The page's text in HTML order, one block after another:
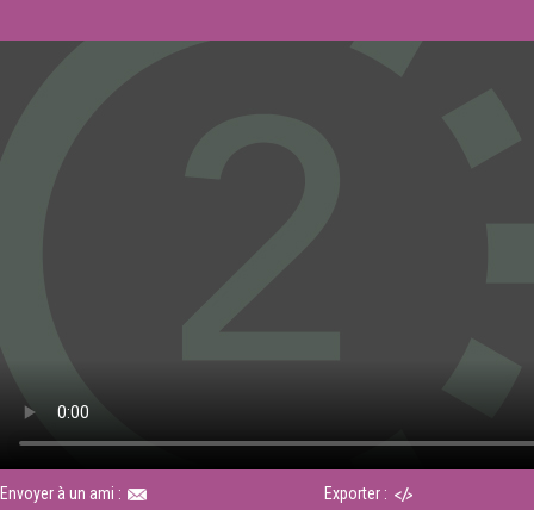
Envoyer à un ami : Exporter :